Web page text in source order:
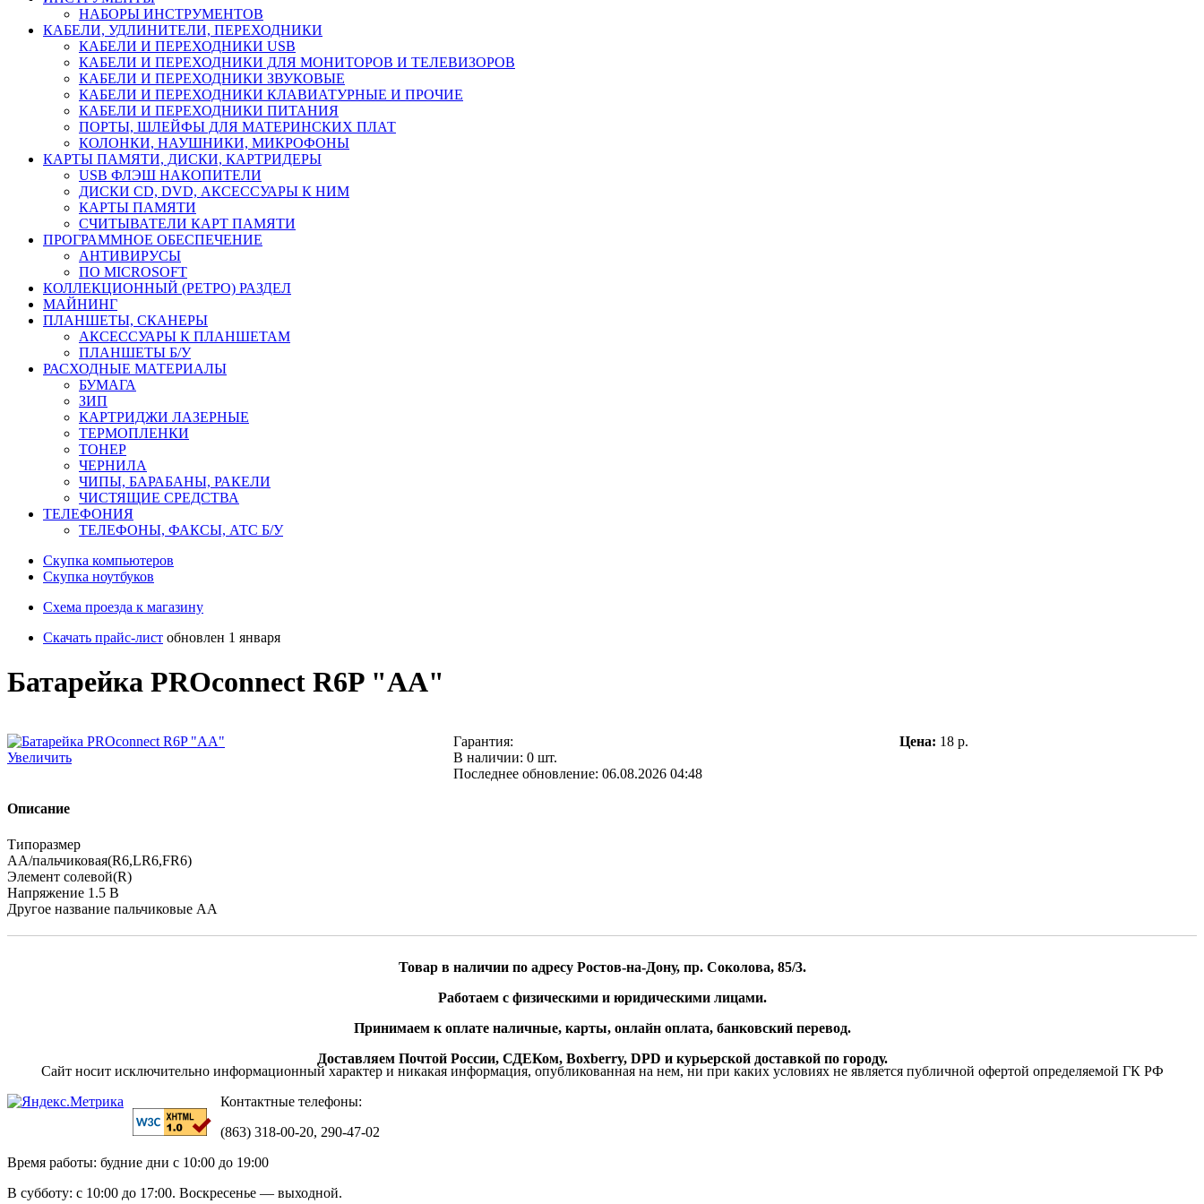
НАБОРЫ ИНСТРУМЕНТОВ
КАБЕЛИ, УДЛИНИТЕЛИ, ПЕРЕХОДНИКИ
КАБЕЛИ И ПЕРЕХОДНИКИ USB
КАБЕЛИ И ПЕРЕХОДНИКИ ДЛЯ МОНИТОРОВ И ТЕЛЕВИЗОРОВ
КАБЕЛИ И ПЕРЕХОДНИКИ ЗВУКОВЫЕ
КАБЕЛИ И ПЕРЕХОДНИКИ КЛАВИАТУРНЫЕ И ПРОЧИЕ
КАБЕЛИ И ПЕРЕХОДНИКИ ПИТАНИЯ
ПОРТЫ, ШЛЕЙФЫ ДЛЯ МАТЕРИНСКИХ ПЛАТ
КОЛОНКИ, НАУШНИКИ, МИКРОФОНЫ
КАРТЫ ПАМЯТИ, ДИСКИ, КАРТРИДЕРЫ
USB ФЛЭШ НАКОПИТЕЛИ
ДИСКИ CD, DVD, АКСЕССУАРЫ К НИМ
КАРТЫ ПАМЯТИ
СЧИТЫВАТЕЛИ КАРТ ПАМЯТИ
ПРОГРАММНОЕ ОБЕСПЕЧЕНИЕ
АНТИВИРУСЫ
ПО MICROSOFT
КОЛЛЕКЦИОННЫЙ (РЕТРО) РАЗДЕЛ
МАЙНИНГ
ПЛАНШЕТЫ, СКАНЕРЫ
АКСЕССУАРЫ К ПЛАНШЕТАМ
ПЛАНШЕТЫ Б/У
РАСХОДНЫЕ МАТЕРИАЛЫ
БУМАГА
ЗИП
КАРТРИДЖИ ЛАЗЕРНЫЕ
ТЕРМОПЛЕНКИ
ТОНЕР
ЧЕРНИЛА
ЧИПЫ, БАРАБАНЫ, РАКЕЛИ
ЧИСТЯЩИЕ СРЕДСТВА
ТЕЛЕФОНИЯ
ТЕЛЕФОНЫ, ФАКСЫ, АТС Б/У
Скупка компьютеров
Cкупка ноутбуков
Схема проезда к магазину
Скачать прайс-лист обновлен 1 января
Батарейка PROconnect R6P "AA"
Увеличить
Гарантия:
В наличии: 0 шт.
Последнее обновление: 06.08.2026 04:48
Цена: 18 р.
Описание
Типоразмер
AA/пальчиковая(R6,LR6,FR6)
Элемент солевой(R)
Напряжение 1.5 В
Другое название пальчиковые AA
Товар в наличии по адресу Ростов-на-Дону, пр. Соколова, 85/3.
Работаем с физическими и юридическими лицами.
Принимаем к оплате наличные, карты, онлайн оплата, банковский перевод.
Доставляем Почтой России, СДЕКом, Boxberry, DPD и курьерской доставкой по городу.
Сайт носит исключительно информационный характер и никакая информация, опубликованная на нем, ни при каких условиях не является публичной офертой определяемой ГК РФ
Контактные телефоны:
(863) 318-00-20, 290-47-02
Время работы: будние дни с 10:00 до 19:00
В субботу: с 10:00 до 17:00. Воскресенье — выходной.